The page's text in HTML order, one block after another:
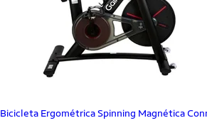
Bicicleta Ergométrica Spinning Magnética